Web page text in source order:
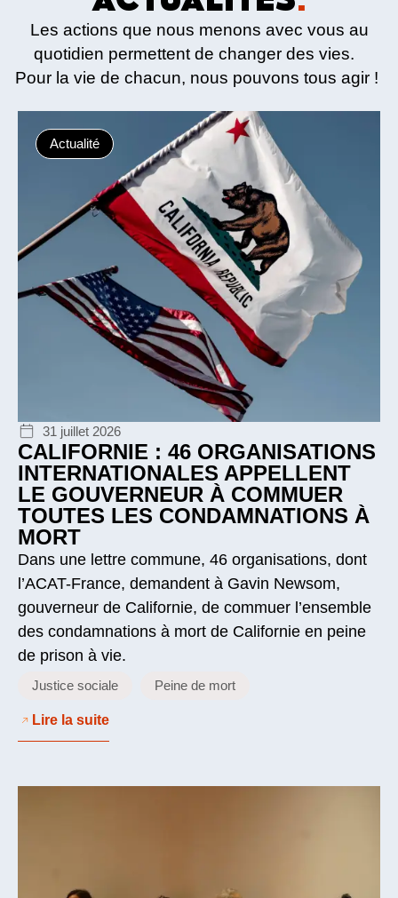
Les actions que nous menons avec vous au
quotidien permettent de changer des vies.
Pour la vie de chacun, nous pouvons tous agir !
Actualité
31 juillet 2026
CALIFORNIE : 46 ORGANISATIONS
INTERNATIONALES APPELLENT
LE GOUVERNEUR À COMMUER
TOUTES LES CONDAMNATIONS À
MORT
Dans une lettre commune, 46 organisations, dont
l’ACAT-France, demandent à Gavin Newsom,
gouverneur de Californie, de commuer l’ensemble
des condamnations à mort de Californie en peine
de prison à vie.
Justice sociale Peine de mort
Lire la suite